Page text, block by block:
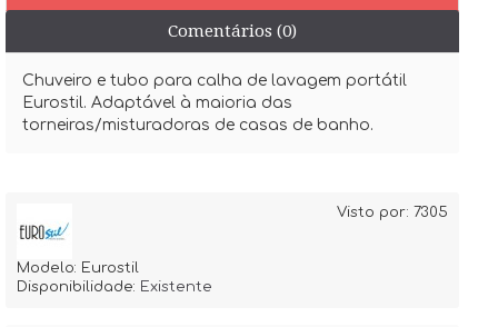
Comentários (0)
Chuveiro e tubo para calha de lavagem portátil
Eurostil. Adaptável à maioria das
torneiras/misturadoras de casas de banho.
Visto por: 7305
Modelo: Eurostil
Disponibilidade: Existente